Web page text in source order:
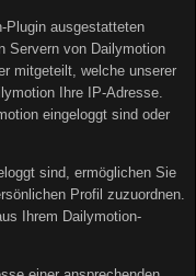
Plugin ausgestatteten
Servern von Dailymotion
mitgeteilt, welche unserer
Ihre IP-Adresse.
eingeloggt sind oder
sind, ermöglichen Sie
Profil zuzuordnen.
Ihrem Dailymotion-